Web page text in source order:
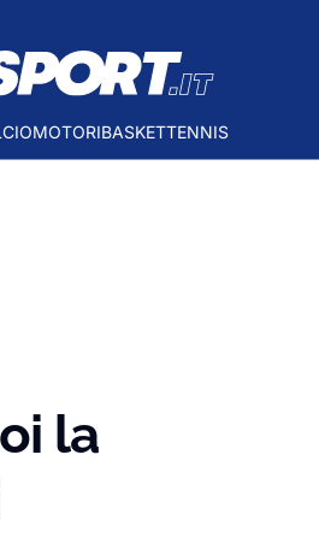
MOTORIBASKETTENNIS
la